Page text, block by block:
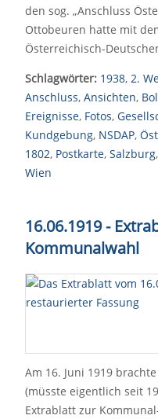
den sog. „Anschluss
Ottobeuren hatte mit
Österreichisch-
Schlagwörter: 1938, 2.
Anschluss, Ansichten,
Ereignisse, Fotos,
Kundgebung, NSDAP,
1802, Postkarte, Salzburg,
Wien
16.06.1919 -
Kommunalwahl
Am 16. Juni 1919
(müsste eigentlich seit
Extrablatt zur